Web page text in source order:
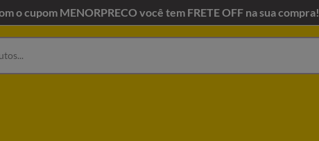
o cupom MENORPRECO você tem FRETE OFF na sua compra!